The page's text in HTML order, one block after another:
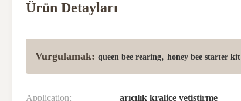
Ürün Detayları
Vurgulamak: queen bee rearing, honey bee starter kit
Application: arıcılık kraliçe yetiştirme